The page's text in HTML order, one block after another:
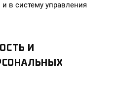
в систему управления
И